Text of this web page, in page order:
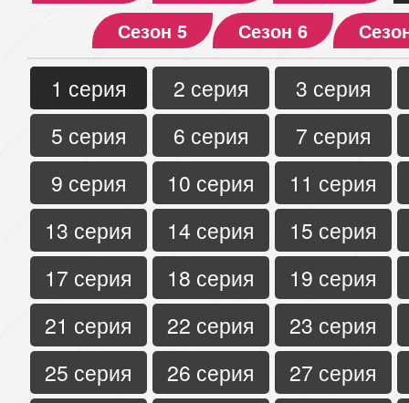
Сезон 5
Сезон 6
1 серия 2 серия
3 серия
5 серия
6 серия
7 серия
9 серия
10 серия
11 серия
13 серия
14 серия
15 серия
17 серия
18 серия
19 серия
21 серия
22 серия
23 серия
25 серия
26 серия
27 серия